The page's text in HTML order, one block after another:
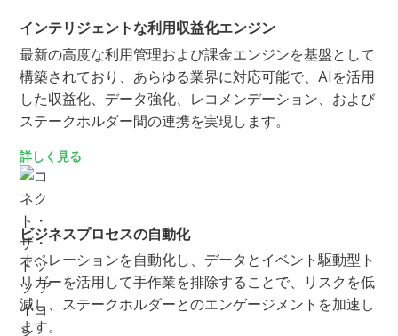
インテリジェントな利用収益化エンジン
最新の高度な利用管理および課金エンジンを基盤として
構築されており、あらゆる業界に対応可能で、AIを活用
した収益化、データ強化、レコメンデーション、および
ステークホルダー間の連携を実現します。
詳しく見る
ビジネスプロセスの自動化
オペレーションを自動化し、データとイベント駆動型ト
リガーを活用して手作業を排除することで、リスクを低
減し、ステークホルダーとのエンゲージメントを加速し
ます。